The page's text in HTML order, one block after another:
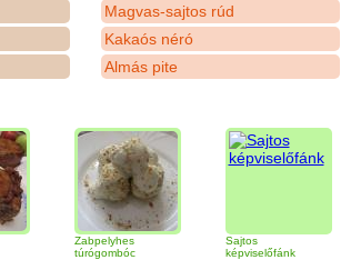
Magvas-sajtos rúd
Kakaós néró
Almás pite
Zabpelyhes
túrógombóc
képviselőfánk